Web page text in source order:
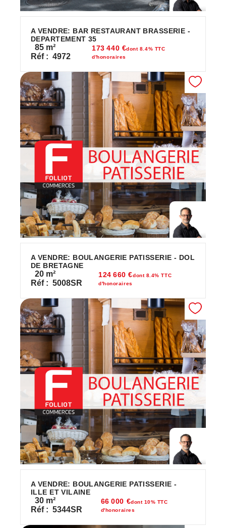
A VENDRE: BAR RESTAURANT BRASSERIE -
DEPARTEMENT 35
85 m²
Réf : 4972
173 440 €dont 8.4% TTC
d'honoraires
A VENDRE: BOULANGERIE PATISSERIE - DOL
DE BRETAGNE
20 m²
Réf : 5008SR
124 660 €dont 8.4% TTC
d'honoraires
A VENDRE: BOULANGERIE PATISSERIE -
ILLE ET VILAINE
30 m²
Réf : 5344SR
66 000 €dont 10% TTC
d'honoraires